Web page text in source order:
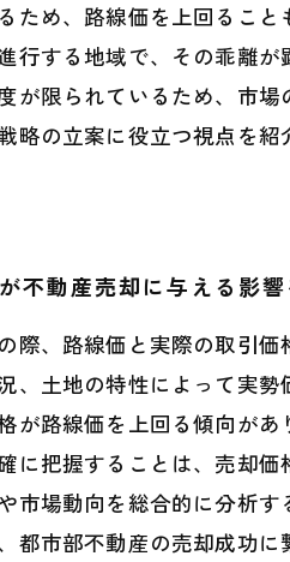
ため、路線価を上回るこ
行する地域で、その乖離
が限られているため、市
略の立案に役立つ視点を
不動産売却に与える影響
際、路線価と実際の取引
、土地の特性によって実
が路線価を上回る傾向が
に把握することは、売却
市場動向を総合的に分析
都市部不動産の売却成功に